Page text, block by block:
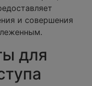
и совершения
для